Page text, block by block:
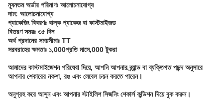
ন্যূনতম অর্ডার পরিমাণঃ আলোচনাযোগ্য
দাম: আলোচনাযোগ্য
প্যাকেজিং বিবরণঃ বাল্ক প্যাকেজ বা কাস্টমাইজড
বিতরণ সময়ঃ ৩৫ দিন
অর্থ প্রদানের সময়সীমাঃ TT
সরবরাহের ক্ষমতাঃ ১,000প্রতি মাসে,000 টুকরা
আমাদের কাস্টমাইজেশন পরিষেবা দিয়ে, আপনি আপনার ব্র্যান্ড বা ব্যক্তিগত পছন্দ অনুসারে
আপনার শেকারের নকশা, রঙ এবং লেবেল চয়ন করতে পারেন।
অনুগ্রহ করে আসুন এবং আপনার স্টাইলিশ সিজনিং শেকার্স কন্ডিশন দিয়ে বুক করুন।